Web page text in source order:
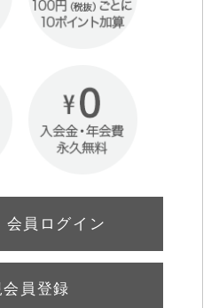
会員ログイン
会員登録